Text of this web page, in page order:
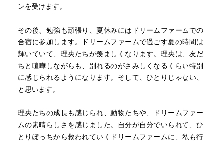
ンを受けます。
その後、勉強も頑張り、夏休みにはドリームファームでの
合宿に参加します。ドリームファームで過ごす夏の時間は
輝いていて、理央たちが羨ましくなります。理央は、友だ
ちと喧嘩しながらも、別れるのがさみしくなるくらい特別
に感じられるようになります。そして、ひとりじゃない、
と思います。
理央たちの成長も感じられ、動物たちや、ドリームファー
ムの素晴らしさを感じました。自分が自分でいられて、ひ
とりぽっちから救われていくドリームファームに、私も行